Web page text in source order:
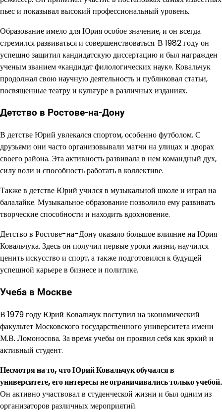
пьес и показывал высокий профессиональный уровень.
Образование имело для Юрия особое значение, и он всегда
стремился развиваться и совершенствоваться. В 1982 году он
успешно защитил кандидатскую диссертацию и был награжден
ученым званием «кандидат филологических наук». Ковальчук
продолжал свою научную деятельность и публиковал статьи,
посвященные театру и культуре в различных изданиях.
Детство в Ростове-на-Дону
В детстве Юрий увлекался спортом, особенно футболом. С
друзьями они часто организовывали матчи на улицах и дворах
своего района. Эта активность развивала в нем командный дух,
силу воли и способность работать в коллективе.
Также в детстве Юрий учился в музыкальной школе и играл на
балалайке. Музыкальное образование позволило ему развивать
творческие способности и находить вдохновение.
Детство в Ростове-на-Дону оказало большое влияние на Юрия
Ковальчука. Здесь он получил первые уроки жизни, научился
ценить искусство и спорт, а также подготовился к будущей
успешной карьере в бизнесе и политике.
Учеба в Москве
В 1979 году Юрий Ковальчук поступил на экономический
факультет Московского государственного университета имени
М.В. Ломоносова. За время учебы он проявил себя как яркий и
активный студент.
Несмотря на то, что Юрий Ковальчук обучался в
университете, его интересы не ограничивались только учебой.
Он активно участвовал в студенческой жизни и был одним из
организаторов различных мероприятий.